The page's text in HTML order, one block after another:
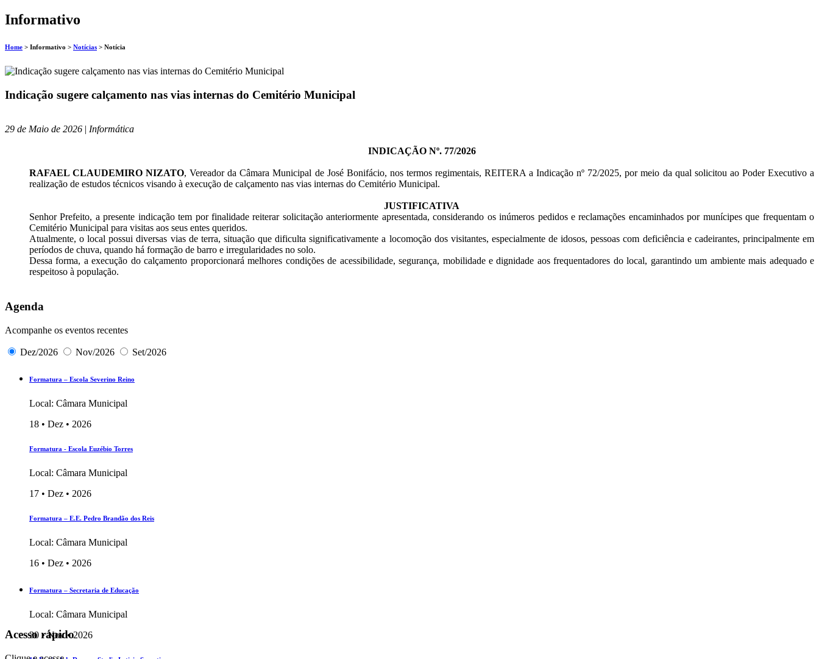
Informativo
Home > Informativo > Notícias > Notícia
Indicação sugere calçamento nas vias internas do Cemitério Municipal
29 de Maio de 2026 | Informática
INDICAÇÃO Nº. 77/2026
RAFAEL CLAUDEMIRO NIZATO, Vereador da Câmara Municipal de José Bonifácio, nos termos regimentais, REITERA a Indicação nº 72/2025, por meio da qual solicitou ao Poder Executivo a
realização de estudos técnicos visando à execução de calçamento nas vias internas do Cemitério Municipal.
JUSTIFICATIVA
Senhor Prefeito, a presente indicação tem por finalidade reiterar solicitação anteriormente apresentada, considerando os inúmeros pedidos e reclamações encaminhados por munícipes que frequentam o
Cemitério Municipal para visitas aos seus entes queridos.
Atualmente, o local possui diversas vias de terra, situação que dificulta significativamente a locomoção dos visitantes, especialmente de idosos, pessoas com deficiência e cadeirantes, principalmente em
períodos de chuva, quando há formação de barro e irregularidades no solo.
Dessa forma, a execução do calçamento proporcionará melhores condições de acessibilidade, segurança, mobilidade e dignidade aos frequentadores do local, garantindo um ambiente mais adequado e
respeitoso à população.
Agenda
Acompanhe os eventos recentes
Dez/2026 Nov/2026 Set/2026
Formatura – Escola Severino Reino
Local: Câmara Municipal
18 • Dez • 2026
Formatura - Escola Euzébio Torres
Local: Câmara Municipal
17 • Dez • 2026
Formatura – E.E. Pedro Brandão dos Reis
Local: Câmara Municipal
16 • Dez • 2026
Formatura – Secretaria de Educação
Local: Câmara Municipal
30 • Nov • 2026
Acesso rápido